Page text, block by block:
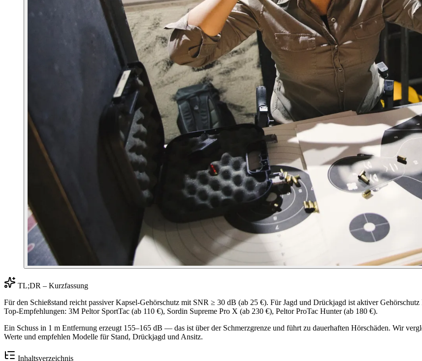
TL;DR – Kurzfassung
Für den Schießstand reicht passiver Kapsel-Gehörschutz mit SNR ≥ 30 dB (ab 25 €). Für Jagd und Drückjagd ist aktiver
Top-Empfehlungen: 3M Peltor SportTac (ab 110 €), Sordin Supreme Pro X (ab 230 €), Peltor ProTac Hunter (ab 180 €).
Ein Schuss in 1 m Entfernung erzeugt 155–165 dB — das ist über der Schmerzgrenze und führt zu dauerhaften Hörschäden. Wir
Werte und empfehlen Modelle für Stand, Drückjagd und Ansitz.
Inhaltsverzeichnis